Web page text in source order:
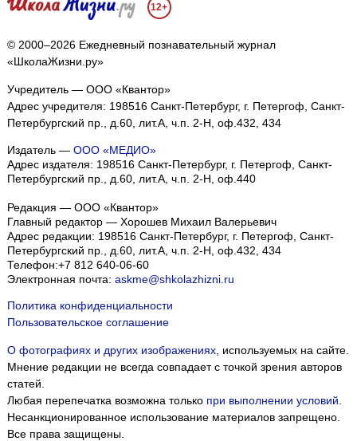
12+
© 2000–2026 Ежедневный познавательный журнал
«ШколаЖизни.ру»
Учредитель — ООО «Квантор»
Адрес учредителя: 198516 Санкт-Петербург, г. Петергоф, Санкт-
Петербургский пр., д.60, лит.А, ч.п. 2-Н, оф.432, 434
Издатель — ООО «МЕДИО»
Адрес издателя: 198516 Санкт-Петербург, г. Петергоф, Санкт-
Петербургский пр., д.60, лит.А, ч.п. 2-Н, оф.440
Редакция — ООО «Квантор»
Главный редактор — Хорошев Михаил Валерьевич
Адрес редакции: 198516 Санкт-Петербург, г. Петергоф Санкт-
Петербургский пр., д.60, лит.А, ч.п. 2-Н, оф.432, 434
Телефон:+7 812 640-06-60
Электронная почта: askme@shkolazhizni.ru
Политика конфиденциальности
Пользовательское соглашение
О фотографиях и других изображениях, используемых на сайте.
Мнение редакции не всегда совпадает с точкой зрения авторов
статей.
Любая перепечатка возможна только при выполнении условий
Несанкционированное использование материалов запрещено.
Все права защищены.